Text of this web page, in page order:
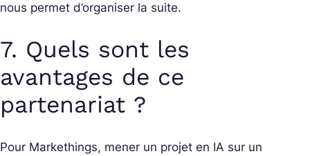
nous permet d’organiser la suite.
7. Quels sont les
avantages de ce
partenariat ?
Pour Markethings, mener un projet en IA sur un